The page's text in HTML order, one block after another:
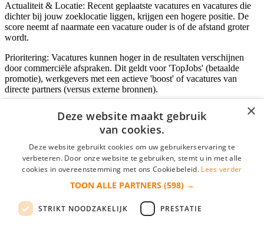
Actualiteit & Locatie: Recent geplaatste vacatures en vacatures die
dichter bij jouw zoeklocatie liggen, krijgen een hogere positie. De
score neemt af naarmate een vacature ouder is of de afstand groter
wordt.
Prioritering: Vacatures kunnen hoger in de resultaten verschijnen
door commerciële afspraken. Dit geldt voor 'TopJobs' (betaalde
promotie), werkgevers met een actieve 'boost' of vacatures van
directe partners (versus externe bronnen).
E-mail*
login gegevens onthouden
×
Deze website maakt gebruik
van cookies.
Deze website gebruikt cookies om uw gebruikerservaring te
verbeteren. Door onze website te gebruiken, stemt u in met alle
cookies in overeenstemming met ons Cookiebeleid. Lees verder
TOON ALLE PARTNERS (598) →
STRIKT NOODZAKELIJK PRESTATIE